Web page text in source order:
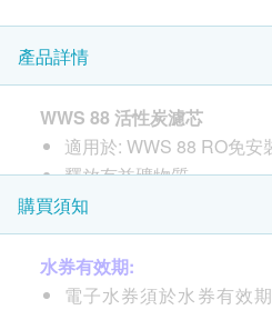
產品詳情
WWS 88 活性炭濾芯
適用於: WWS 88 RO免安
釋放有益礦物質
能去除雜質、異味
改善口感
濾芯使用壽命 : 約6個月
購買須知
水券有效期:
電子水券須於水券有效